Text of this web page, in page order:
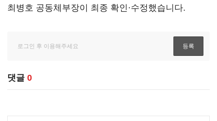
최병호 공동체부장이 최종 확인·수정했습니다.
댓글 0